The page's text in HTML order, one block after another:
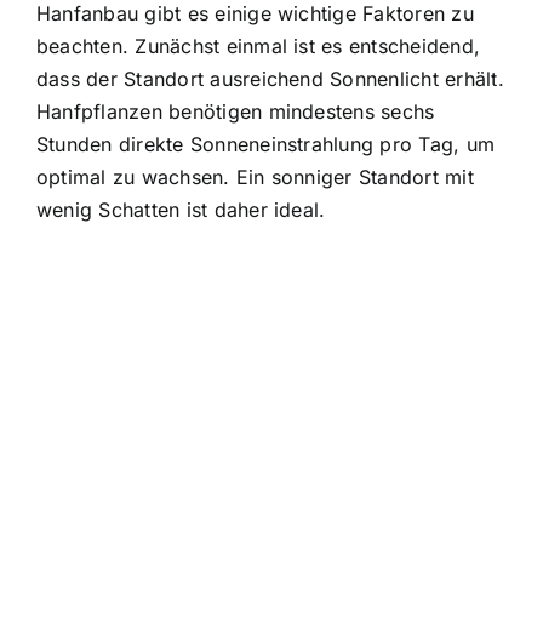
Hanfanbau gibt es einige wichtige Faktoren zu
beachten. Zunächst einmal ist es entscheidend,
dass der Standort ausreichend Sonnenlicht erhält.
Hanfpflanzen benötigen mindestens sechs
Stunden direkte Sonneneinstrahlung pro Tag, um
optimal zu wachsen. Ein sonniger Standort mit
wenig Schatten ist daher ideal.